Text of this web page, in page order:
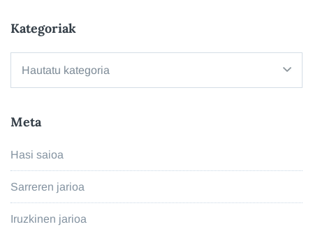
Kategoriak
Meta
Hasi saioa
Sarreren jarioa
Iruzkinen jarioa